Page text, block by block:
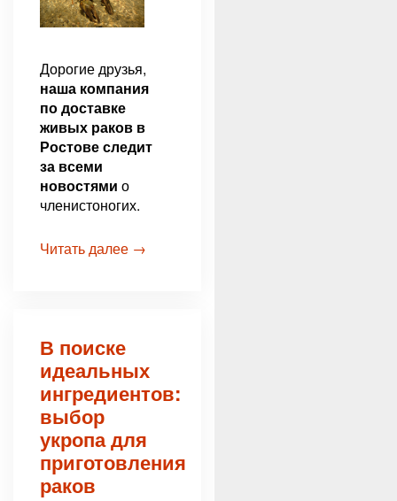
Дорогие друзья,
наша компания
по доставке
живых раков в
Ростове следит
за всеми
новостями о
членистоногих.
Читать далее →
В поиске
идеальных
ингредиентов:
выбор
укропа для
приготовления
раков